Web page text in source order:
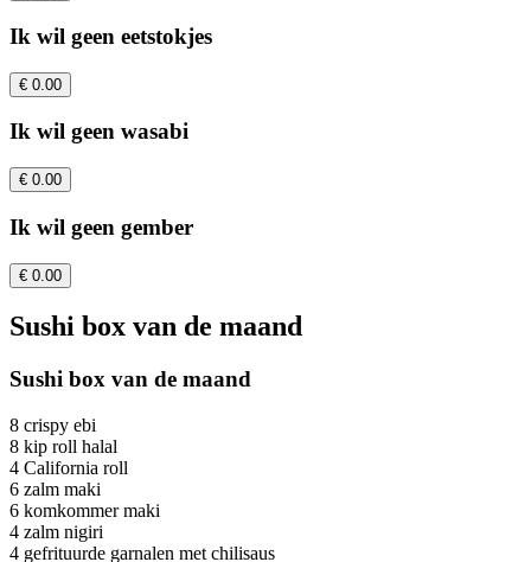
Ik wil geen eetstokjes
€ 0.00
Ik wil geen wasabi
€ 0.00
Ik wil geen gember
€ 0.00
Sushi box van de maand
Sushi box van de maand
8 crispy ebi
8 kip roll halal
4 California roll
6 zalm maki
6 komkommer maki
4 zalm nigiri
4 gefrituurde garnalen met chilisaus